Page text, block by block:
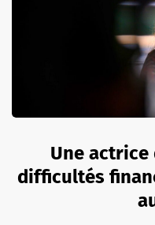
Une actrice
difficultés